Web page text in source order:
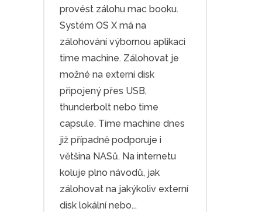
provést zálohu mac booku.
Systém OS X má na
zálohování výbornou aplikaci
time machine. Zálohovat je
možné na externí disk
připojený přes USB,
thunderbolt nebo time
capsule. Time machine dnes
již případně podporuje i
většina NASů. Na internetu
koluje plno návodů, jak
zálohovat na jakýkoliv externí
disk lokální nebo...